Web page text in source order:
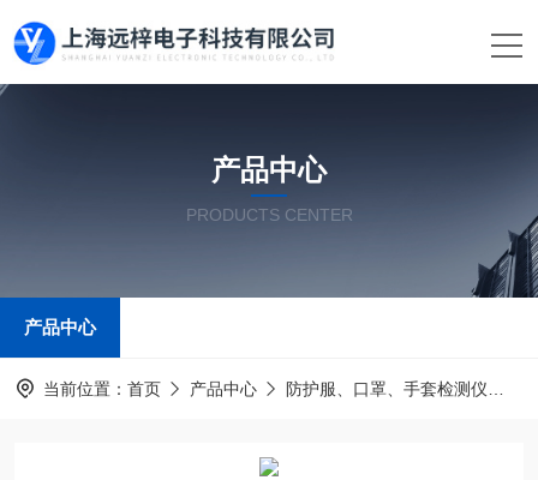
产品中心
PRODUCTS CENTER
产品中心
当前位置： 首页 产品中心 防护服、口罩、手套检测仪